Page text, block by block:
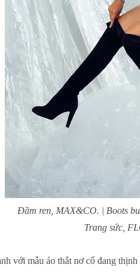
Đầm ren, MAX&CO. | Boots
Trang sức,
với mẫu áo thắt nơ cổ đang